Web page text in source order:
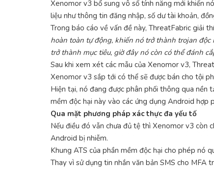
Xenomor v3 bổ sung vô số tính năng mới khiến
liệu như thông tin đăng nhập, số dư tài khoản,
Trong báo cáo về vấn đề này, ThreatFabric giải
hoàn toàn tự động, khiến nó trở thành trojan
trở thành mục tiêu, giờ đây nó còn có thể đánh
Sau khi xem xét các mẫu của Xenomor v3,
Xenomor v3 sắp tới có thể sẽ được bán cho tội
Hiện tại, nó đang được phân phối thông qua
mềm độc hại này vào các ứng dụng Android hợp
Qua mặt phương pháp xác thực đa yếu tố
Nếu điều đó vẫn chưa đủ tệ thì Xenomor v3 còn
Android bị nhiễm.
Khung ATS của phần mềm độc hại cho phép nó
Thay vì sử dụng tin nhắn văn bản SMS cho